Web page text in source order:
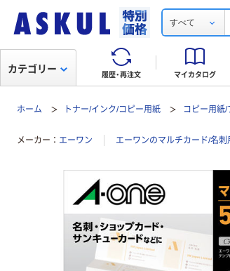
すべて
履歴・再注文 マイカタログ
カテゴリー
ホーム トナー/インク/コピー用紙 コピー用紙
メーカー エーワン エーワンのマルチカード/名刺